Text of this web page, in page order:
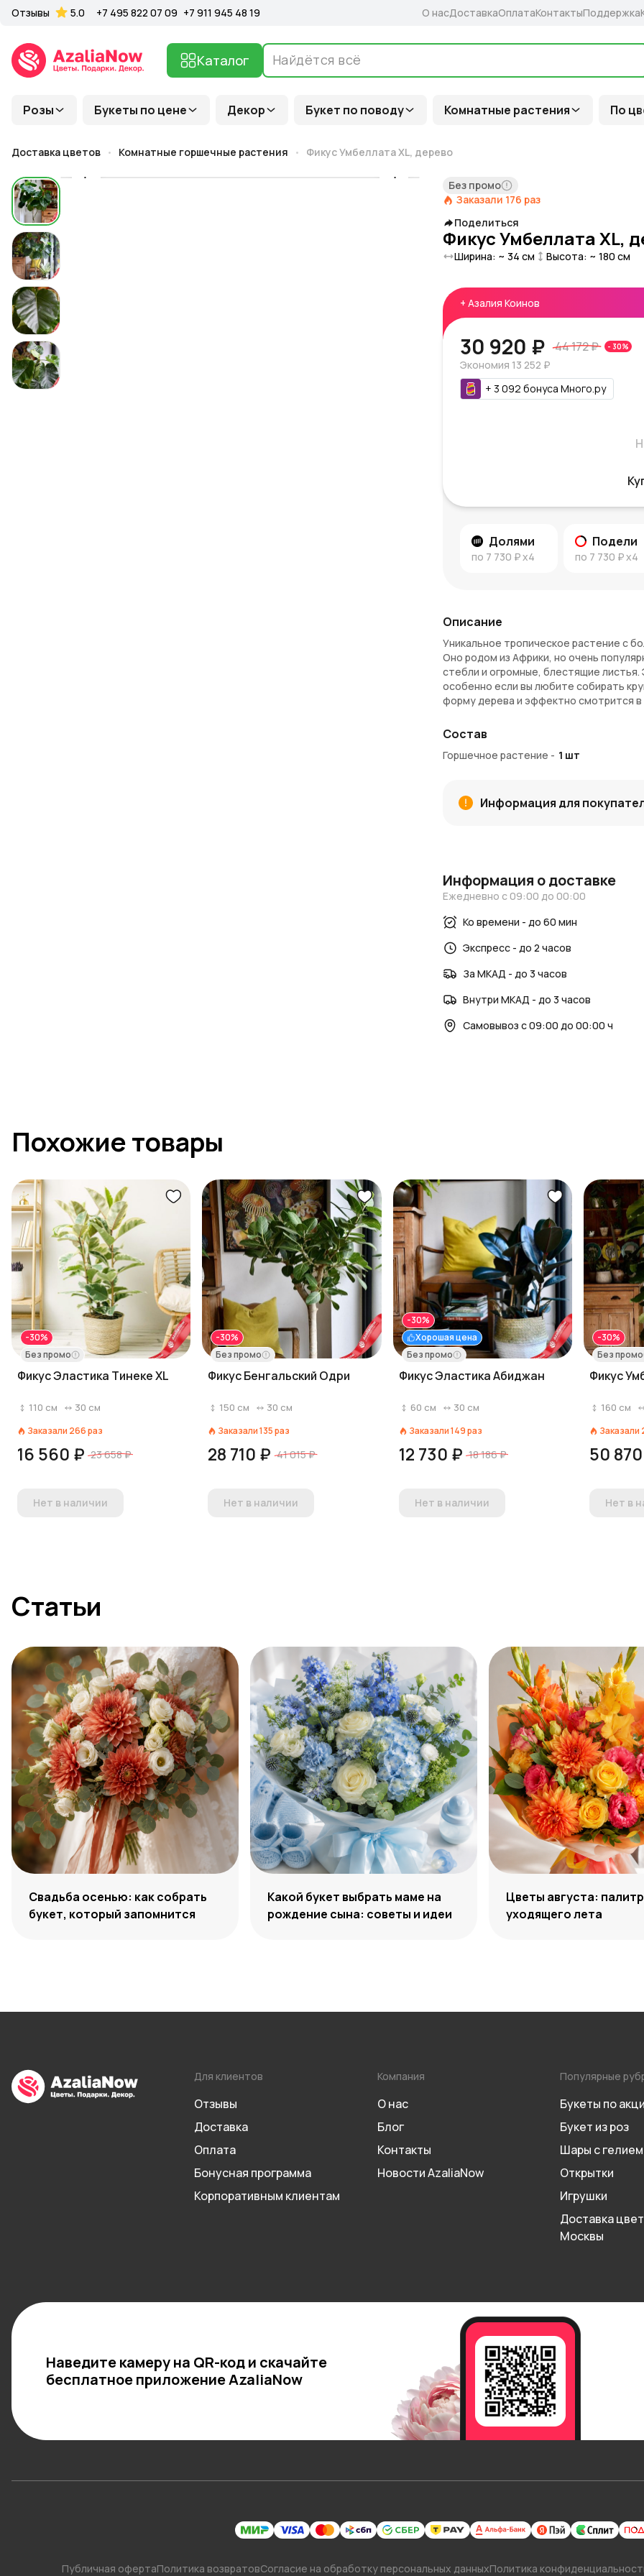
Розы Букеты по цене Декор Букет по поводу Комнатные растения По
Каталог
Отзывы 5.0 +7 495 822 07 09 +7 911 945 48 19 О насДоставкаОплатаКонтактыПоддержка
Доставка цветов Комнатные горшечные растения Фикус Умбеллата XL, дерево
Без промо
Заказали 176 раз
Поделиться
Фикус Умбеллата XL,
Ширина: ~ 34 см Высота: ~ 180 см
+ Азалия Коинов
30 920 ₽ 44 172 ₽ - 30%
Экономия 13 252 ₽
+ 3 092 бонуса Много.ру
Долями
по 7 730 ₽x4
Подели
по 7 730 ₽x4
Описание
Уникальное тропическое растение с
Оно родом из Африки, но очень
стебли и огромные, блестящие
особенно если вы любите собирать
форму дерева и эффектно смотрится
света, но не прямых солнечных лучей.
также следить за тем, чтобы
Доставка растений высотой более
Внимание! Комнатные растения
может потребоваться до 2-х недель. В
транспортировочное кашпо. Каждый
будет отличаться от изображения на
Состав
Горшечное растение - 1 шт
Информация для
Информация о доставке
Ежедневно с 09:00 до 00:00
Ко времени - до 60 мин
Экспресс - до 2 часов
За МКАД - до 3 часов
Внутри МКАД - до 3 часов
Самовывоз с 09:00 до 00:00 ч
Похожие товары
-30%
Без промо
Фикус Эластика Тинеке XL
110 см 30 см
Заказали 266раз
16 560 ₽ 23 658 ₽
Нет в наличии
-30%
Без промо
Фикус Бенгальский Одри
150 см 30 см
Заказали135раз
28 710 ₽ 41 015 ₽
Нет в наличии
Хорошая цена
-30%
Без промо
Фикус Эластика Абиджан
60 см 30 см
Заказали149раз
12 730 ₽ 18 186 ₽
Нет в наличии
-30%
Без промо
Фикус
160 см
Заказали
50
Нет в
Статьи
Свадьба осенью: как собрать
букет, который запомнится
Какой букет выбрать маме на
рождение сына: советы и идеи
Цветы августа:
уходящего лета
Для клиентов
Отзывы
Доставка
Оплата
Бонусная программа
Корпоративным клиентам
Компания
О нас
Блог
Контакты
Новости AzaliaNow
Популярные
Букеты по
Букет из роз
Шары с гелием
Открытки
Игрушки
Доставка
Москвы
Наведите камеру на QR-код и скачайте
бесплатное приложение AzaliaNow
Публичная офертаПолитика возвратовСогласие на обработку персональных данныхПолитика